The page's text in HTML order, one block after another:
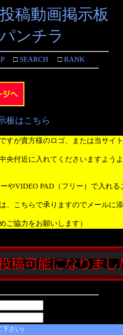
稿動画掲示板
ンチラ
□SEARCH□RANK
板はこちら
すが貴方様のロゴ、または当サイ
央付近に入れてくださいますよう
やVIDEO PAD（フリー）で入れる
、こちらで承りますのでメールに
ご協力をお願いします）
下さい)